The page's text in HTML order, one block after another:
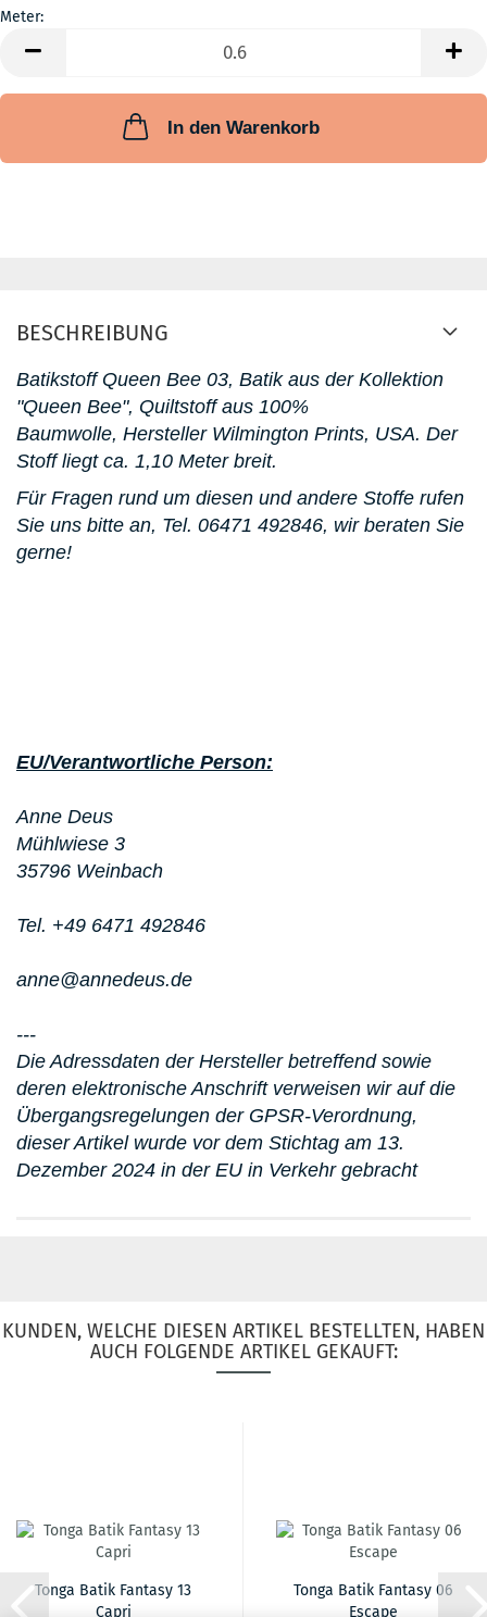
Meter:
In den Warenkorb
BESCHREIBUNG
Batikstoff Queen Bee 03, Batik aus der Kollektion
"Queen Bee", Quiltstoff aus 100%
Baumwolle, Hersteller Wilmington Prints, USA. Der
Stoff liegt ca. 1,10 Meter breit.
Für Fragen rund um diesen und andere Stoffe rufen
Sie uns bitte an, Tel. 06471 492846, wir beraten Sie
gerne!
EU/Verantwortliche Person:
Anne Deus
Mühlwiese 3
35796 Weinbach
Tel. +49 6471 492846
anne@annedeus.de
---
Die Adressdaten der Hersteller betreffend sowie
deren elektronische Anschrift verweisen wir auf die
Übergangsregelungen der GPSR-Verordnung,
dieser Artikel wurde vor dem Stichtag am 13.
Dezember 2024 in der EU in Verkehr gebracht
KUNDEN, WELCHE DIESEN ARTIKEL BESTELLTEN, HABEN
AUCH FOLGENDE ARTIKEL GEKAUFT:
Tonga Batik Fantasy 13
Capri
Tonga Batik Fantasy 06
Escape